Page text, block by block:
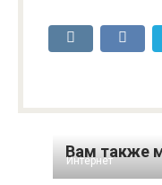
Вам также
Интернет